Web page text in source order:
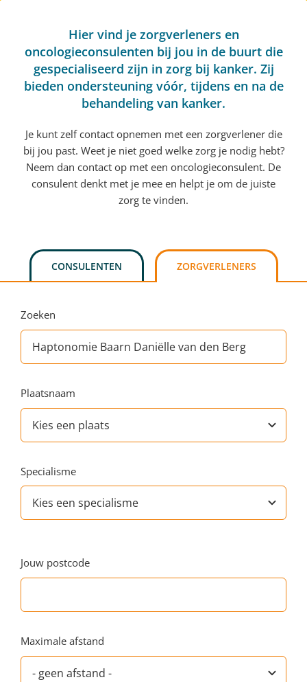
Hier vind je zorgverleners en
oncologieconsulenten bij jou in de buurt die
gespecialiseerd zijn in zorg bij kanker. Zij
bieden ondersteuning vóór, tijdens en na de
behandeling van kanker.
Je kunt zelf contact opnemen met een zorgverlener die
bij jou past. Weet je niet goed welke zorg je nodig hebt?
Neem dan contact op met een oncologieconsulent. De
consulent denkt met je mee en helpt je om de juiste
zorg te vinden.
CONSULENTEN ZORGVERLENERS
Zoeken
Plaatsnaam
Specialisme
Jouw postcode
Maximale afstand